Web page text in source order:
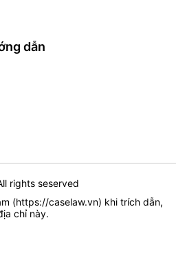
dẫn
rights seserved
(https://caselaw.vn) khi trích dẫn,
chỉ này.